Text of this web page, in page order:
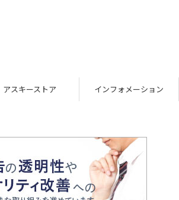
アスキーストア インフォメーション